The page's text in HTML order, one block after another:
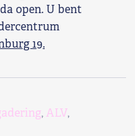
open. U bent
19.
,ALV,